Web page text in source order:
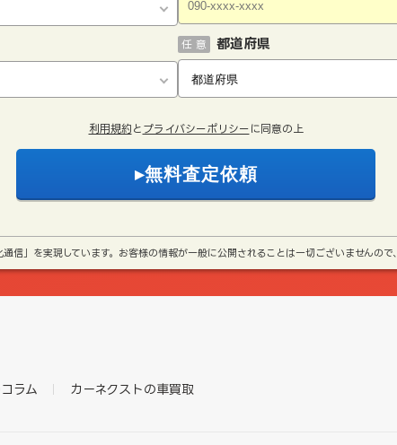
都道府県
任 意
利用規約 と プライバシーポリシー に同意の上
信」を実現しています。お客様の情報が一般に公開されることは一切ございませんの
ラム カーネクストの車買取